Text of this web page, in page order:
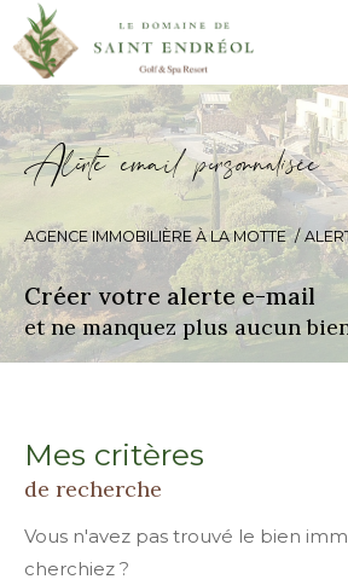
Alete emai pesonaiée
AGENCE IMMOBILIÈRE À LA MOTTE
Créer votre alerte e-mail
et ne manquez plus aucun
Mes critères
de recherche
Vous n'avez pas trouvé le bien
cherchiez ?